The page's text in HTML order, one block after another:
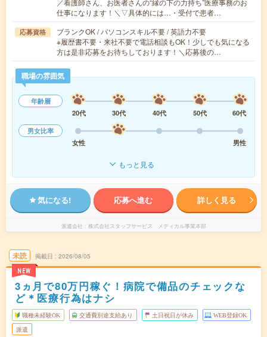
仕事になります！＼▽具体的には…・受付で患者…
応募資格
ブランクOK / パソコンスキル不要 / 英語力不要
※履歴書不要・来社不要で電話相談もOK！少しでも気になる
方は是非応募をお待ちしております！＼応募後の…
職場の雰囲気
年齢層
20代
30代 40代 50代
60代
男女比率
女性
男性
もっと見る
気になる! 応募へ進む 詳しく見る
派遣会社 株式会社スタッフサービス メディカル事業本部
未読
NEW
掲載日 2026/08/05
3ヵ月で80万円稼ぐ！病院で備品のチェックな
ど＊医療行為はナシ
職種未経験OK 交通費別途支給あり 土日祝日が休み WEB登録OK
派遣